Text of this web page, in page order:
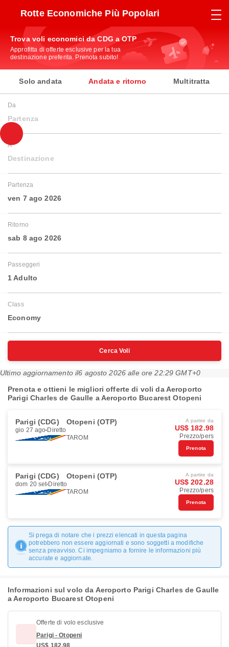
Rotte Economiche Più Popolari
Trova voli economici da CDG a OTP
Approfitta di offerte esclusive per la tua
destinazione preferita. Prenota subito!
Solo andata Andata e ritorno Multitratta
Da
Partenza
A
Destinazione
Partenza
ven 7 ago 2026
Ritorno
sab 8 ago 2026
Passeggeri
1 Adulto
Class
Economy
Cerca Voli
Ultimo aggiornamento il6 agosto 2026 alle ore 22:29 GMT+0
Prenota e ottieni le migliori offerte di voli da Aeroporto
Parigi Charles de Gaulle a Aeroporto Bucarest Otopeni
Parigi (CDG) Otopeni (OTP)
gio 27 ago Diretto
TAROM
A partire da
US$ 182.98
Prezzo/pers
Prenota
Parigi (CDG) Otopeni (OTP)
dom 20 set Diretto
TAROM
A partire da
US$ 202.28
Prezzo/pers
Prenota
Si prega di notare che i prezzi elencati in questa pagina
potrebbero non essere aggiornati e sono soggetti a modifiche
senza preavviso. Ci impegniamo a fornire le informazioni più
accurate e aggiornate.
Informazioni sul volo da Aeroporto Parigi Charles de Gaulle
a Aeroporto Bucarest Otopeni
Offerte di volo esclusive
Parigi - Otopeni
US$ 182.98